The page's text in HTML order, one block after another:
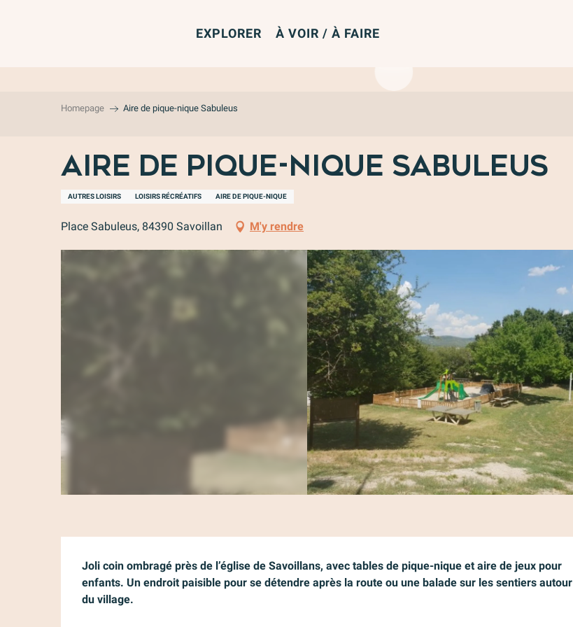
EXPLORER À VOIR / À FAIRE
Homepage Aire de pique-nique Sabuleus
Aire de pique-nique Sabuleus
AUTRES LOISIRS LOISIRS RÉCRÉATIFS AIRE DE PIQUE-NIQUE
Place Sabuleus, 84390 Savoillan M'y rendre
Description
Joli coin ombragé près de l’église de Savoillans, avec tables de pique-nique et aire de jeux pour
enfants. Un endroit paisible pour se détendre après la route ou une balade sur les sentiers autour
du village.